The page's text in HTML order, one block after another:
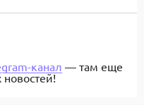
канал — там еще